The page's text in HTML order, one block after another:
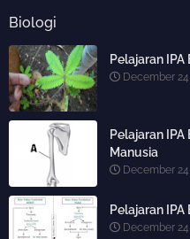
Biologi
Pelajaran
December
Pelajaran
Manusia
December
Pelajaran
December